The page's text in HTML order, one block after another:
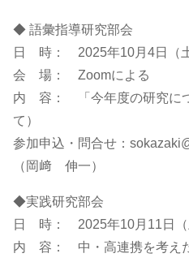
◆ 語彙指導研究部会
日 時： 2025年10月4日（
会 場： Zoomによる
内 容： 「今年度の研究に
て）
参加申込・問合せ：
（岡﨑 伸一）
◆実践研究部会
日 時： 2025年10月11日（
内 容： 中・高連携を考え